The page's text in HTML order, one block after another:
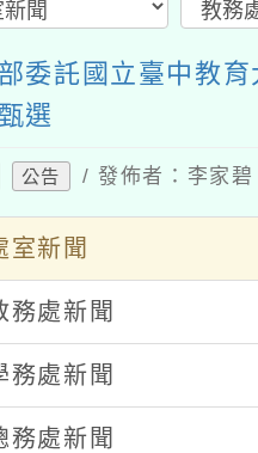
委託國立臺中教
選
公告 / 發佈者：李家
室新聞
務處新聞
務處新聞
務處新聞